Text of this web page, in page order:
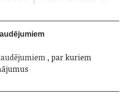
, par kuriem